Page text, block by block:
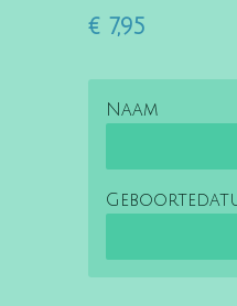
€ 7,95
Naam